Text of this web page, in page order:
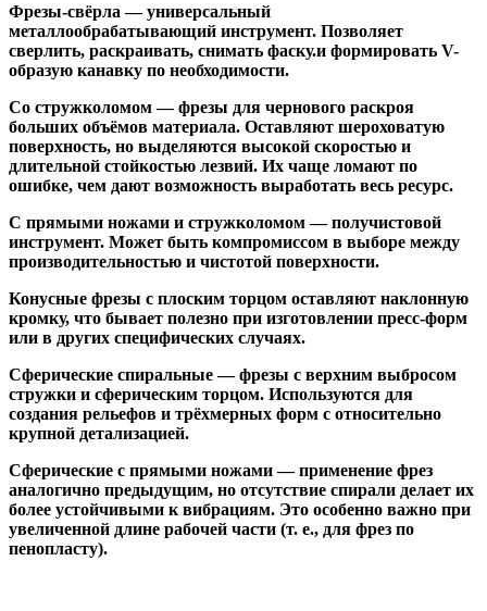
Фрезы-свёрла — универсальный
металлообрабатывающий инструмент. Позволяет
сверлить, раскраивать, снимать фаску.и формировать V-
образую канавку по необходимости.
Со стружколомом— фрезы для чернового раскроя
больших объёмов материала. Оставляют шероховатую
поверхность, но выделяются высокой скоростью и
длительной стойкостью лезвий. Их чаще ломают по
ошибке, чем дают возможность выработать весь ресурс.
С прямыми ножами и стружколомом— получистовой
инструмент. Может быть компромиссом в выборе между
производительностью и чистотой поверхности.
Конусные фрезы с плоским торцом оставляют наклонную
кромку, что бывает полезно при изготовлении пресс-форм
или в других специфических случаях.
Сферические спиральные— фрезы с верхним выбросом
стружки и сферическим торцом. Используются для
создания рельефов и трёхмерных форм с относительно
крупной детализацией.
Сферические с прямыми ножами— применение фрез
аналогично предыдущим, но отсутствие спирали делает их
более устойчивыми к вибрациям. Это особенно важно при
увеличенной длине рабочей части (т. е., для фрез по
пенопласту).